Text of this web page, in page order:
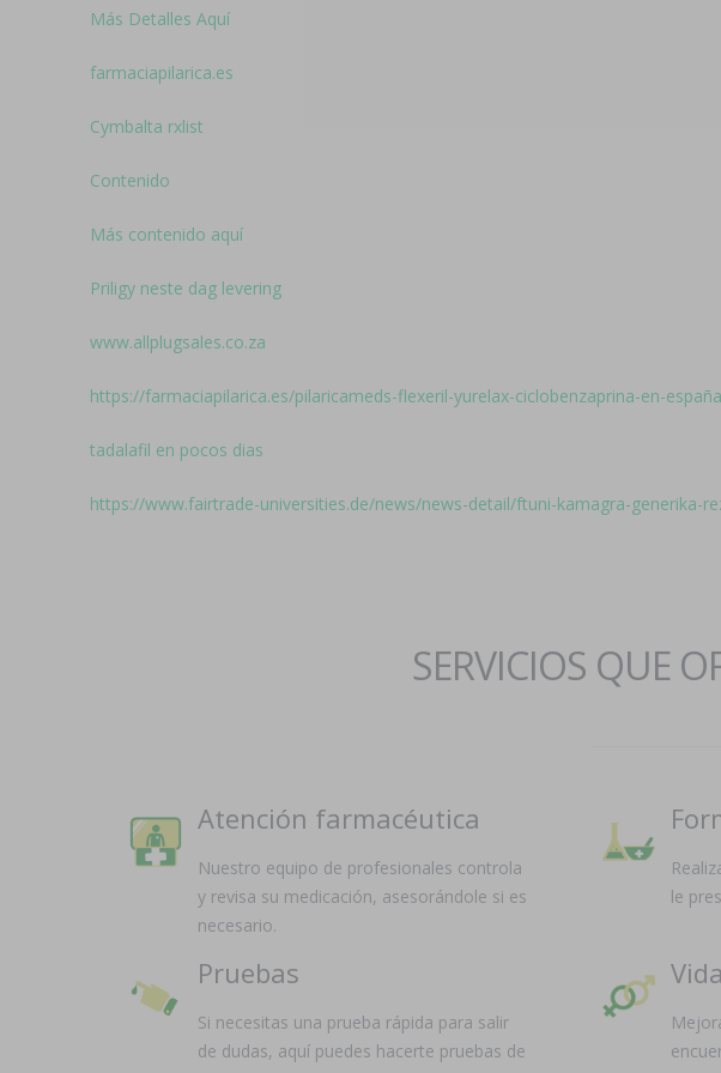
Más Detalles Aquí
farmaciapilarica.es
Cymbalta rxlist
Contenido
Más contenido aquí
Priligy neste dag levering
www.allplugsales.co.za
https://farmaciapilarica.es/pilaricameds-flexeril-yurelax-ciclobenzaprina-en-
tadalafil en pocos dias
https://www.fairtrade-universities.de/news/news-detail/ftuni-kamagra-generika-
SERVICIOS QUE
Atención farmacéutica
Nuestro equipo de profesionales controla
y revisa su medicación, asesorándole si es
necesario.
le
Pruebas
Si necesitas una prueba rápida para salir
de dudas, aquí puedes hacerte pruebas de